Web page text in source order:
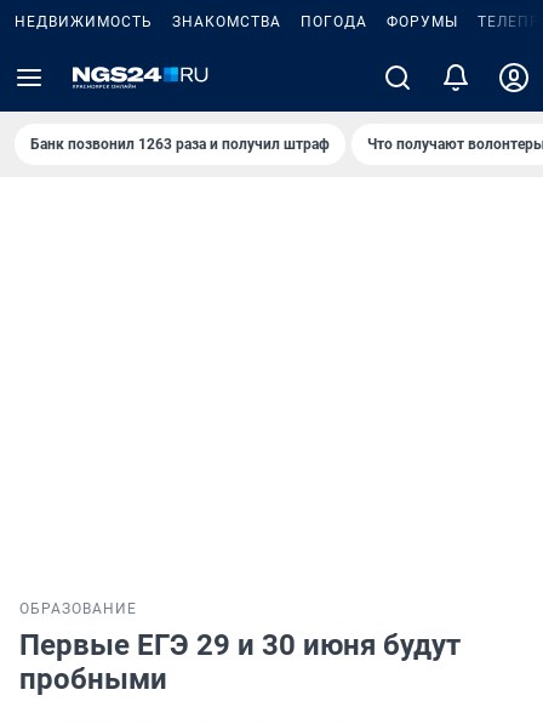
НЕДВИЖИМОСТЬ ЗНАКОМСТВА ПОГОДА ФОРУМЫ
Банк позвонил 1263 раза и получил штраф Что получают
ОБРАЗОВАНИЕ
Первые ЕГЭ 29 и 30 июня будут
пробными